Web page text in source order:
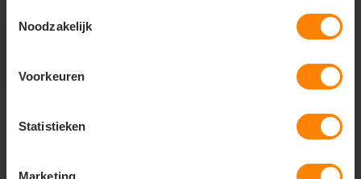
Noodzakelijk
Voorkeuren
Statistieken
Marketing
Abonneer